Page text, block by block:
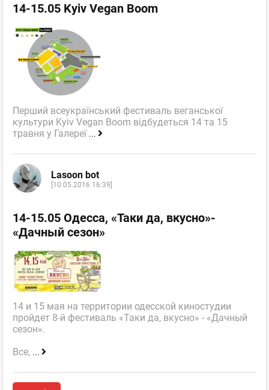
14-15.05 Kyiv Vegan Boom
Перший всеукраїнський фестиваль веганської
культури Kyiv Vegan Boom відбудеться 14 та 15
травня у Галереї ...
Lasoon bot
[10.05.2016 16:39]
14-15.05 Одесса, «Таки да, вкусно»-
«Дачный сезон»
14 и 15 мая на территории одесской киностудии
пройдет 8-й фестиваль «Таки да, вкусно» - «Дачный
сезон».
Все, ...